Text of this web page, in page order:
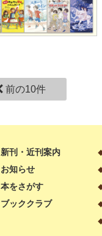
前の10件
新刊・近刊案内
お知らせ
本をさがす
ブッククラブ